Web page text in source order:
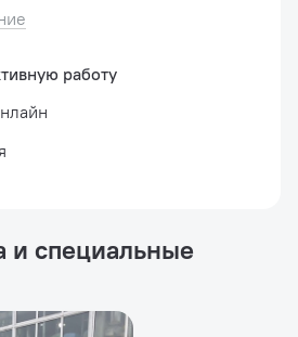
мотосистемы STANDARD
быстрой гайки,
работу
и специальные